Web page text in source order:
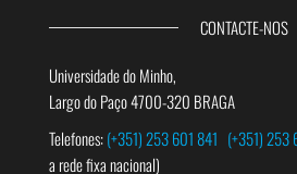
CONTACTE-NOS
Universidade do Minho,
Largo do Paço 4700-320 BRAGA
Telefones:(+351) 253 601 841 (+351) 253
a rede fixa nacional)